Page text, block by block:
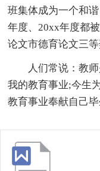
班集体成为一个和
年度、20xx年度都
论文市德育论文三等
人们常说：教
我的教育事业;今生
教育事业奉献自己毕